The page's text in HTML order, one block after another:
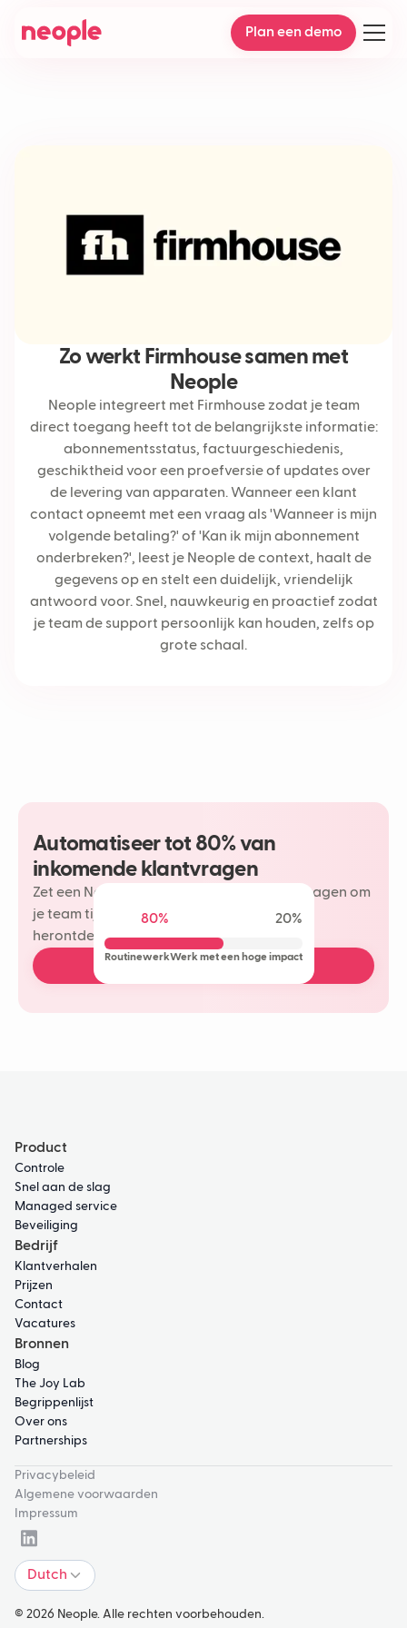
Plan een demo
Zo werkt Firmhouse samen met
Neople
Neople integreert met Firmhouse zodat je team
direct toegang heeft tot de belangrijkste informatie:
abonnementsstatus, factuurgeschiedenis,
geschiktheid voor een proefversie of updates over
de levering van apparaten. Wanneer een klant
contact opneemt met een vraag als 'Wanneer is mijn
volgende betaling?' of 'Kan ik mijn abonnement
onderbreken?', leest je Neople de context, haalt de
gegevens op en stelt een duidelijk, vriendelijk
antwoord voor. Snel, nauwkeurig en proactief zodat
je team de support persoonlijk kan houden, zelfs op
grote schaal.
Automatiseer tot 80% van
inkomende klantvragen
Zet een Neople in op je meest herhaalde vragen om
je team tijd te besparen en meer plezier te
herontdekken in je klantinteracties.
Plan een gratis demo
80% 20%
RoutinewerkWerk met een hoge impact
Product
Controle
Snel aan de slag
Managed service
Beveiliging
Bedrijf
Klantverhalen
Prijzen
Contact
Vacatures
Bronnen
Blog
The Joy Lab
Begrippenlijst
Over ons
Partnerships
© 2026 Neople. Alle rechten voorbehouden.
Privacybeleid
Algemene voorwaarden
Impressum
Dutch